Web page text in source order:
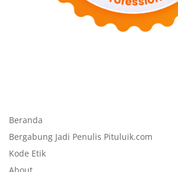
Beranda
Bergabung Jadi Penulis Pituluik.com
Kode Etik
About